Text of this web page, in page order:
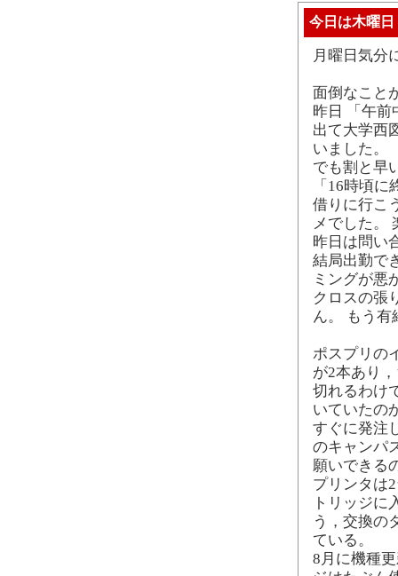
今日は木曜日
月曜日気分
面倒なこと
昨日 「午前
出て大学西
いました。
でも割と早
「16時頃
借りに行こ
メでした。
昨日は問い
結局出勤で
ミングが悪
クロスの張
ん。 もう有
ポスプリの
が2本あり
切れるわけ
いていたの
すぐに発注
のキャンパ
願いできる
プリンタは
トリッジに
う，交換の
ている。
8月に機種